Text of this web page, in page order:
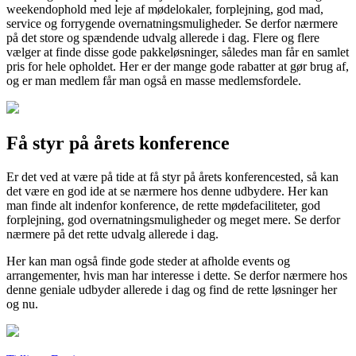
weekendophold med leje af mødelokaler, forplejning, god mad,
service og forrygende overnatningsmuligheder. Se derfor nærmere
på det store og spændende udvalg allerede i dag. Flere og flere
vælger at finde disse gode pakkeløsninger, således man får en samlet
pris for hele opholdet. Her er der mange gode rabatter at gør brug af,
og er man medlem får man også en masse medlemsfordele.
Få styr på årets konference
Er det ved at være på tide at få styr på årets konferencested, så kan
det være en god ide at se nærmere hos denne udbydere. Her kan
man finde alt indenfor konference, de rette mødefaciliteter, god
forplejning, god overnatningsmuligheder og meget mere. Se derfor
nærmere på det rette udvalg allerede i dag.
Her kan man også finde gode steder at afholde events og
arrangementer, hvis man har interesse i dette. Se derfor nærmere hos
denne geniale udbyder allerede i dag og find de rette løsninger her
og nu.